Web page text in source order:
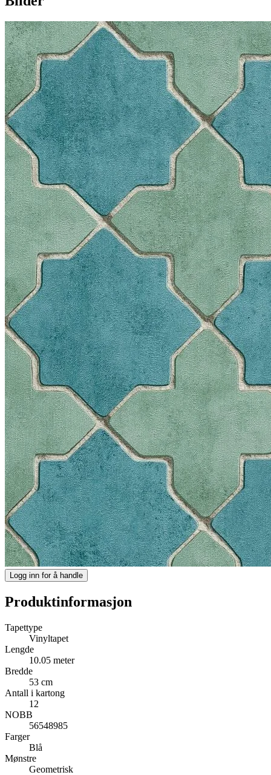
Logg inn for å handle
Produktinformasjon
Tapettype
Vinyltapet
Lengde
10.05 meter
Bredde
53 cm
Antall i kartong
12
NOBB
56548985
Farger
Blå
Mønstre
Geometrisk